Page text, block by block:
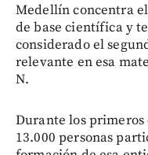
Medellín concentra
de base científica y
considerado el
relevante en esa
N.
Durante los primeros
13.000 personas